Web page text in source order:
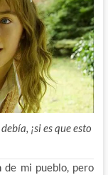
¡si es que esto
de mi pueblo, pero